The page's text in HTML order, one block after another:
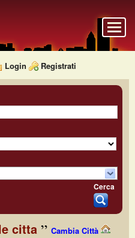
Login Registrati
Cerca
citta Cambia Città